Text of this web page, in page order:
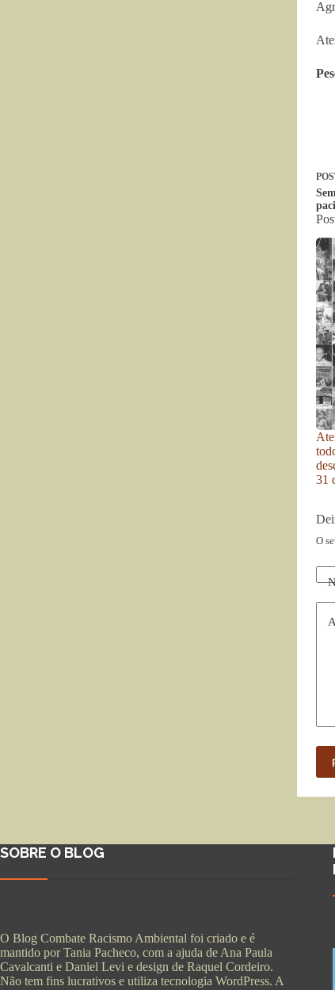
31
O
SOBRE O BLOG
O Blog Combate Racismo Ambiental foi criado e é
mantido por Tania Pacheco, com a ajuda de Ana Paula
Cavalcanti e Daniel Levi e design de Raquel Cordeiro.
Não tem fins lucrativos e utiliza tecnologia WordPress. A